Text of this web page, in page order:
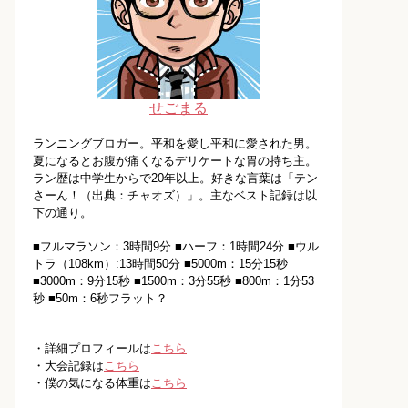
せごまる
ランニングブロガー。平和を愛し平和に愛された男。
夏になるとお腹が痛くなるデリケートな胃の持ち主。
ラン歴は中学生からで20年以上。好きな言葉は「テン
さーん！（出典：チャオズ）」。主なベスト記録は以
下の通り。
■フルマラソン：3時間9分 ■ハーフ：1時間24分 ■ウル
トラ（108km）:13時間50分 ■5000m：15分15秒
■3000m：9分15秒 ■1500m：3分55秒 ■800m：1分53
秒 ■50m：6秒フラット？
・詳細プロフィールはこちら
・大会記録はこちら
・僕の気になる体重はこちら